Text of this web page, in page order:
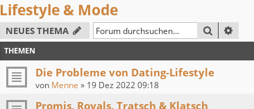
Lifestyle & Mode
NEUES THEMA SUCHE
THEMEN
Die Probleme von Dating-Lifestyle
von Menne » 19 Dez 2022 09:18
Promis, Royals, Tratsch & Klatsch